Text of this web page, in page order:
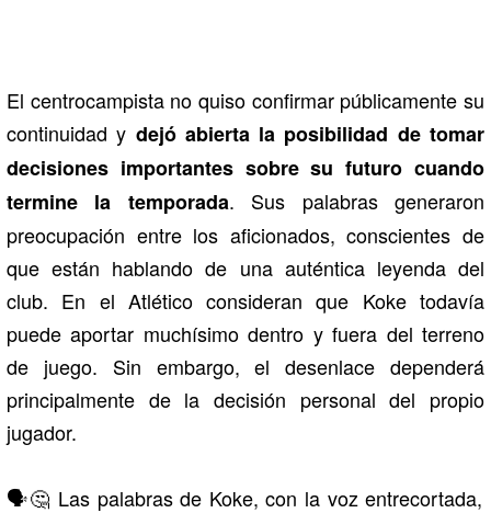
El centrocampista no quiso confirmar públicamente su
continuidad y dejó abierta la posibilidad de tomar
decisiones importantes sobre su futuro cuando
termine la temporada. Sus palabras generaron
preocupación entre los aficionados, conscientes de
que están hablando de una auténtica leyenda del
club. En el Atlético consideran que Koke todavía
puede aportar muchísimo dentro y fuera del terreno
de juego. Sin embargo, el desenlace dependerá
principalmente de la decisión personal del propio
jugador.
🗣️🤔 Las palabras de Koke, con la voz entrecortada,